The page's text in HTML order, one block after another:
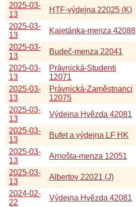
2025-03-
13
HTF-výdejna 22025 (K)
2025-03-
13
Kajetánka-menza 42088
2025-03-
13
Budeč-menza 22041
2025-03-
13
Právnická-Studenti
12071
2025-03-
13
Právnická-Zaměstnanci
12075
2025-03-
13
Výdejna Hvězda 42081
2025-03-
13
Bufet a výdejna LF HK
2025-03-
13
Arnošta-menza 12051
2025-03-
13
Albertov 22021 (J)
2024-02-
22
Výdejna Hvězda 42081